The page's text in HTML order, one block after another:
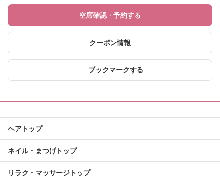
空席確認・予約する
クーポン情報
ブックマークする
ヘアトップ
ネイル・まつげトップ
リラク・マッサージトップ